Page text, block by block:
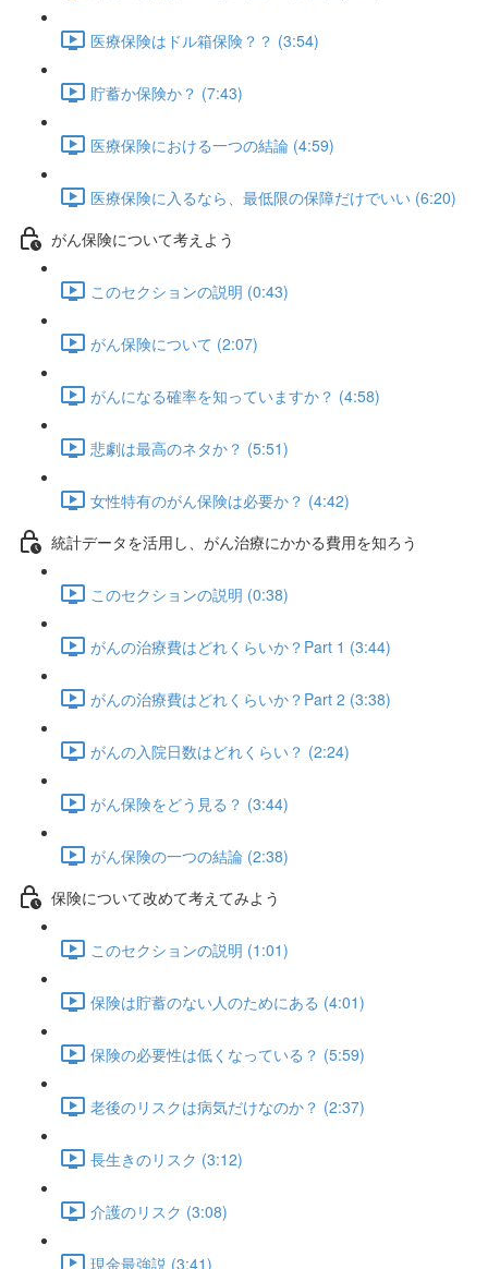
医療保険はドル箱保険？？ (3:54)
貯蓄か保険か？ (7:43)
医療保険における一つの結論 (4:59)
医療保険に入るなら、最低限の保障だけでいい (6:20)
がん保険について考えよう
このセクションの説明 (0:43)
がん保険について (2:07)
がんになる確率を知っていますか？ (4:58)
悲劇は最高のネタか？ (5:51)
女性特有のがん保険は必要か？ (4:42)
統計データを活用し、がん治療にかかる費用を知ろう
このセクションの説明 (0:38)
がんの治療費はどれくらいか？Part 1 (3:44)
がんの治療費はどれくらいか？Part 2 (3:38)
がんの入院日数はどれくらい？ (2:24)
がん保険をどう見る？ (3:44)
がん保険の一つの結論 (2:38)
保険について改めて考えてみよう
このセクションの説明 (1:01)
保険は貯蓄のない人のためにある (4:01)
保険の必要性は低くなっている？ (5:59)
老後のリスクは病気だけなのか？ (2:37)
長生きのリスク (3:12)
介護のリスク (3:08)
現金最強説 (3:41)